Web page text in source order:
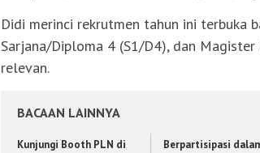
Didi merinci rekrutmen tahun ini terbuka
Sarjana/Diploma 4 (S1/D4), dan
relevan.
BACAAN LAINNYA
Kunjungi Booth PLN di
Berpartisipasi